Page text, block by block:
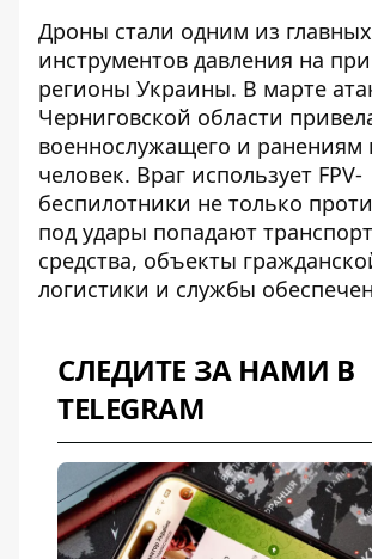
Дроны стали одним из главных
инструментов давления на
регионы Украины. В марте
Черниговской области
военнослужащего и ранениям
человек. Враг использует FPV-
беспилотники не только
под удары попадают
средства, объекты
логистики и службы
СЛЕДИТЕ ЗА НАМИ В
TELEGRAM